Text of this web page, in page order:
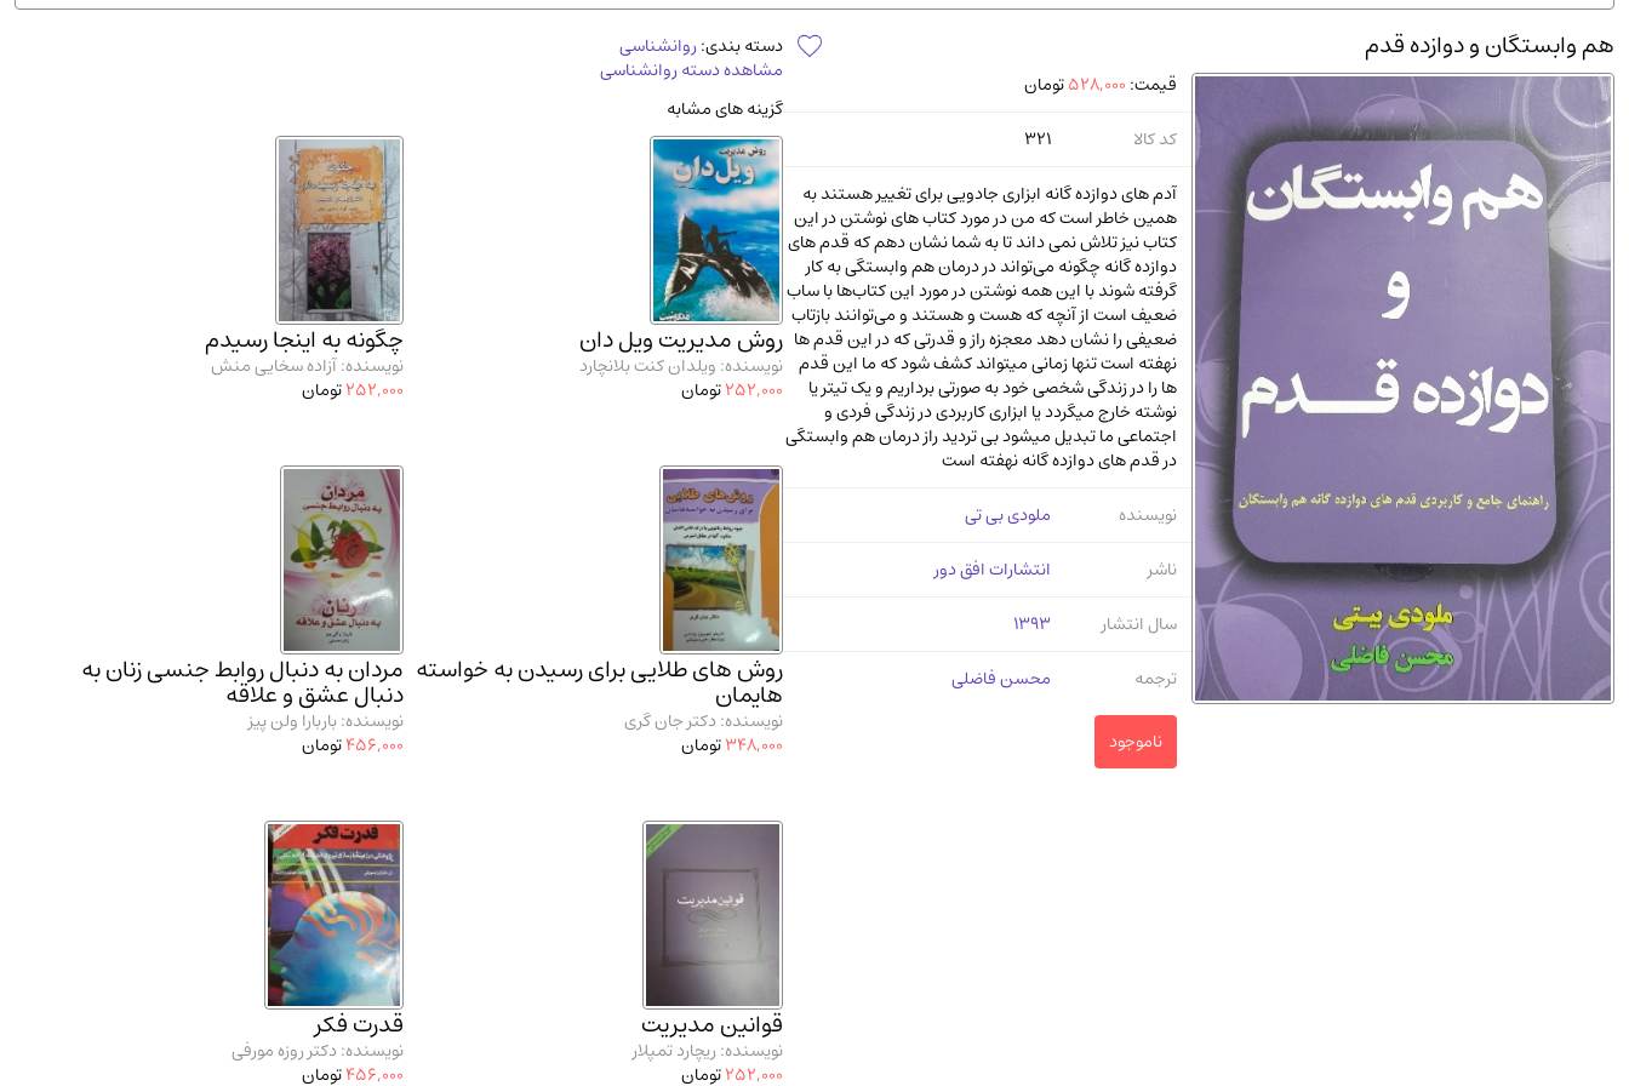
دانشگاه پیامـ نور (10)
هم وابستگان و دوازده قدم
قیمت: 528,000تومان
کد کالا
321
آدم های دوازده گانه ابزاری جادویی برای تغییر هستند به
همین خاطر است که من در مورد کتاب های نوشتن در این
کتاب نیز تلاش نمی داند تا به شما نشان دهم که قدم های
دوازده گانه چگونه می‌تواند در درمان هم وابستگی به کار
گرفته شوند با این همه نوشتن در مورد این کتاب‌ها با ساب
ضعیف است از آنچه که هست و هستند و می‌توانند بازتاب
ضعیفی را نشان دهد معجزه راز و قدرتی که در این قدم ها
نهفته است تنها زمانی میتواند کشف شود که ما این قدم
ها را در زندگی شخصی خود به صورتی برداریم و یک تیتر یا
نوشته خارج میگردد یا ابزاری کاربردی در زندگی فردی و
اجتماعی ما تبدیل میشود بی تردید راز درمان هم وابستگی
در قدم های دوازده گانه نهفته است
نویسنده
ملودی بی تی
ناشر
انتشارات افق دور
سال انتشار
1393
ترجمه
محسن فاضلی
ناموجود
دسته بندی:روانشناسی
مشاهده دسته روانشناسی
گزینه های مشابه
روش مدیریت ویل دان
نویسنده: ویلدان کنت بلانچارد
252,000تومان
چگونه به اینجا رسیدم
نویسنده: آزاده سخایی منش
252,000تومان
روش های طلایی برای رسیدن به خواسته
هایمان
نویسنده: دکتر جان گری
348,000تومان
مردان به دنبال روابط جنسی زنان به
دنبال عشق و علاقه
نویسنده: باربارا ولن پیز
456,000تومان
قوانین مدیریت
نویسنده: ریچارد تمپلار
252,000تومان
قدرت فکر
نویسنده: دکتر روزه مورفی
456,000تومان